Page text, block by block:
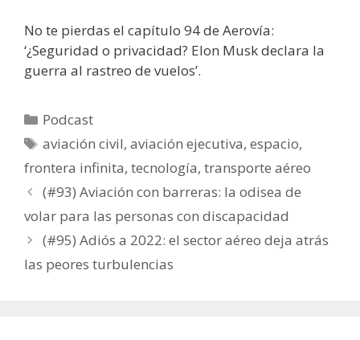
No te pierdas el capítulo 94 de Aerovía:
‘¿Seguridad o privacidad? Elon Musk declara la
guerra al rastreo de vuelos’.
Categorías
Podcast
Etiquetas
aviación civil,aviación ejecutiva,espacio,
frontera infinita, tecnología, transporte aéreo
(#93) Aviación con barreras: la odisea de
volar para las personas con discapacidad
(#95) Adiós a 2022: el sector aéreo deja atrás
las peores turbulencias